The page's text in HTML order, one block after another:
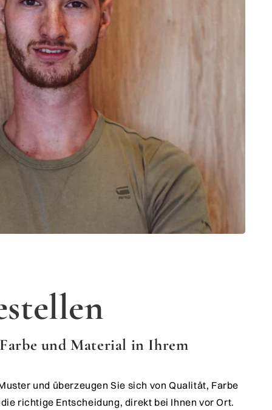
und Material in Ihrem
und überzeugen Sie sich von Qualität, Farbe
richtige Entscheidung, direkt bei Ihnen vor Ort.